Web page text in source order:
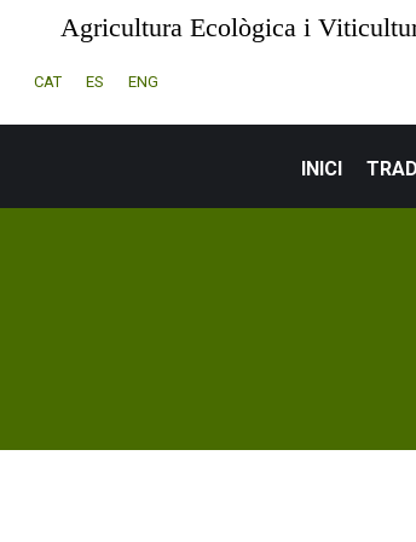
Agricultura Ecològica i
CAT ES ENG
INICI